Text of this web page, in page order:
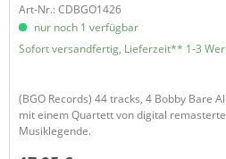
Art-Nr.: CDBGO1426
nur noch 1 verfügbar
Sofort versandfertig, Lieferzeit** 1-3
(BGO Records) 44 tracks, 4 Bobby Bare
mit einem Quartett von digital
Musiklegende.